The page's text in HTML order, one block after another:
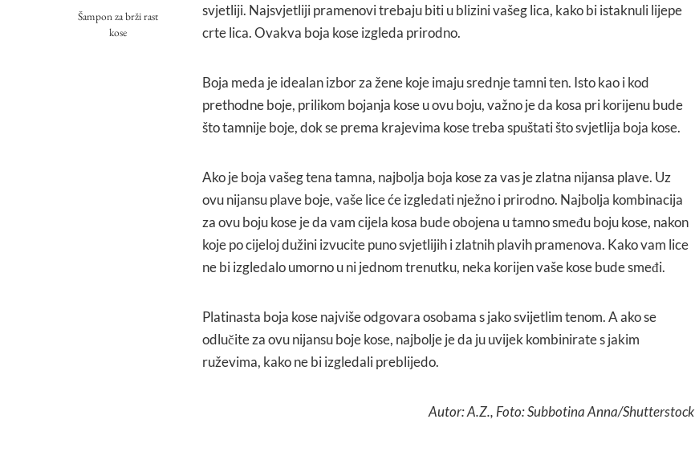
Šampon za brži rast
kose
svjetliji. Najsvjetliji pramenovi trebaju biti u blizini vašeg lica, kako bi istaknuli lijepe
crte lica. Ovakva boja kose izgleda prirodno.
Boja meda je idealan izbor za žene koje imaju srednje tamni ten. Isto kao i kod
prethodne boje, prilikom bojanja kose u ovu boju, važno je da kosa pri korijenu bude
što tamnije boje, dok se prema krajevima kose treba spuštati što svjetlija boja kose.
Ako je boja vašeg tena tamna, najbolja boja kose za vas je zlatna nijansa plave. Uz
ovu nijansu plave boje, vaše lice će izgledati nježno i prirodno. Najbolja kombinacija
za ovu boju kose je da vam cijela kosa bude obojena u tamno smeđu boju kose, nakon
koje po cijeloj dužini izvucite puno svjetlijih i zlatnih plavih pramenova. Kako vam lice
ne bi izgledalo umorno u ni jednom trenutku, neka korijen vaše kose bude smeđi.
Platinasta boja kose najviše odgovara osobama s jako svijetlim tenom. A ako se
odlučite za ovu nijansu boje kose, najbolje je da ju uvijek kombinirate s jakim
ruževima, kako ne bi izgledali preblijedo.
Autor: A.Z., Foto: Subbotina Anna/Shutterstock